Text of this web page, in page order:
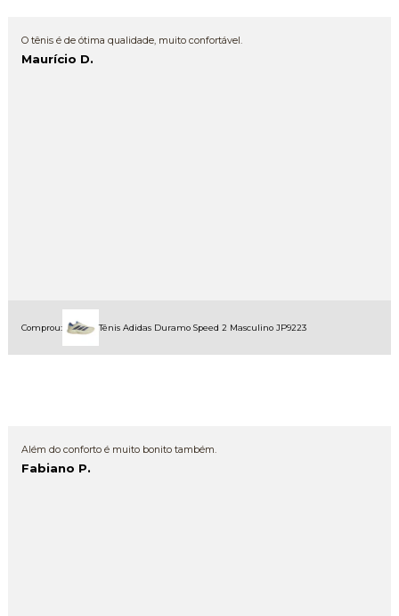
O tênis é de ótima qualidade, muito confortável.
Maurício D.
Comprou: Tênis Adidas Duramo Speed 2 Masculino JP9223
Além do conforto é muito bonito também.
Fabiano P.